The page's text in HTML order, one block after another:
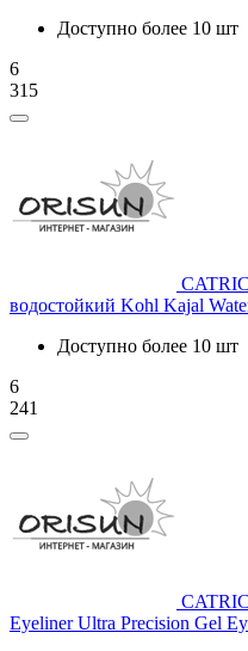
Доступно более 10 шт
6
315
водостойкий Kohl Kajal
Доступно более 10 шт
6
241
Eyeliner Ultra Precision Gel